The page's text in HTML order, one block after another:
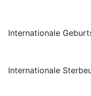
Internationale
Internationale